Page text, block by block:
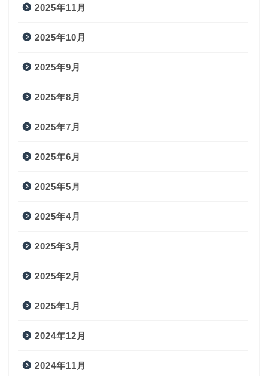
2025年11月
2025年10月
2025年9月
2025年8月
2025年7月
2025年6月
2025年5月
2025年4月
2025年3月
2025年2月
2025年1月
2024年12月
2024年11月